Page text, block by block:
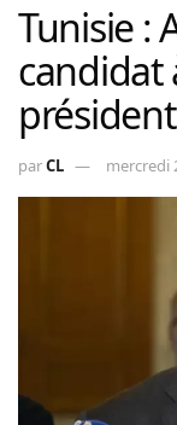
Tunisie :
candidat
parCL mercredi